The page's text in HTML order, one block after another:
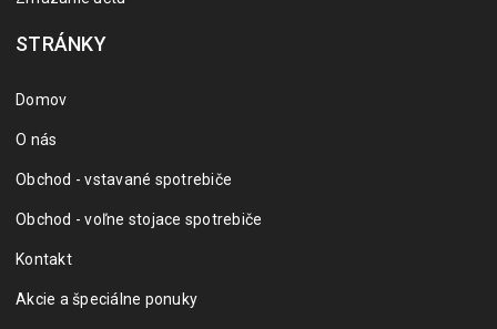
STRÁNKY
Domov
O nás
Obchod - vstavané spotrebiče
Obchod - voľne stojace spotrebiče
Kontakt
Akcie a špeciálne ponuky